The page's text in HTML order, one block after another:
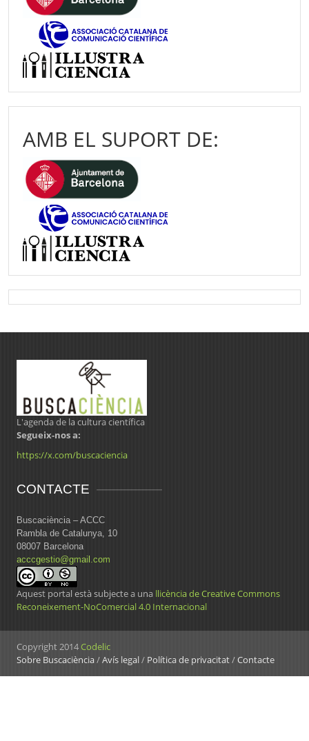
AMB EL SUPORT DE:
L'agenda de la cultura científica
Segueix-nos a:
https://x.com/buscaciencia
CONTACTE
Buscaciència – ACCC
Rambla de Catalunya, 10
08007 Barcelona
acccgestio@gmail.com
Aquest portal està subjecte a una llicència de Creative Commons
Reconeixement-NoComercial 4.0 Internacional
Copyright 2014Codelic
Sobre Buscaciència/Avís legal/ Política de privacitat/Contacte